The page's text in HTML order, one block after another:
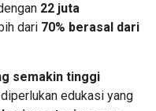
22 juta
dari 70% berasal dari
semakin tinggi
edukasi yang